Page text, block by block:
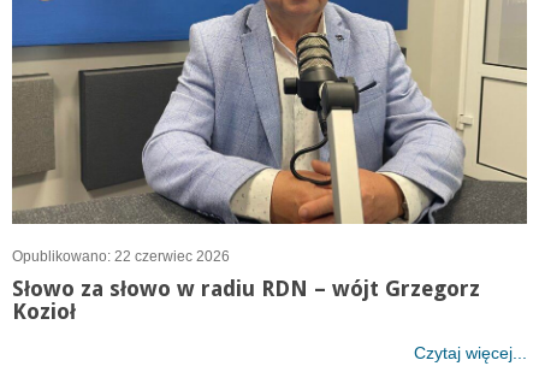
Opublikowano: 22 czerwiec 2026
Słowo za słowo w radiu RDN – wójt Grzegorz
Kozioł
Czytaj więcej...